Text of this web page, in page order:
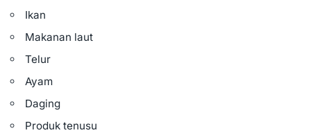
Ikan
Makanan laut
Telur
Ayam
Daging
Produk tenusu